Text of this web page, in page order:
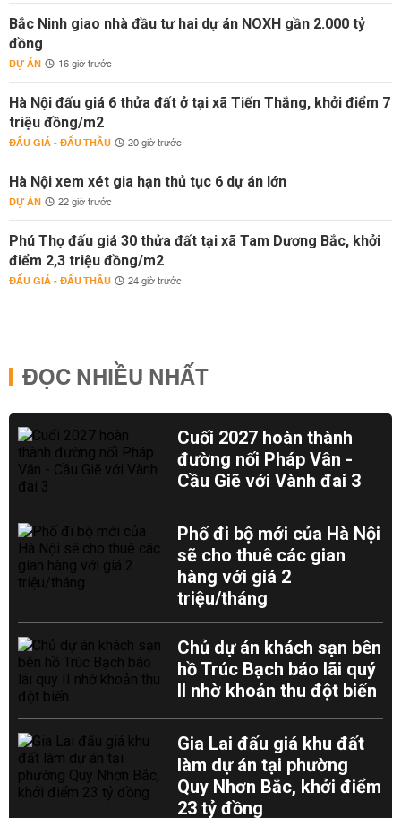
Bắc Ninh giao nhà đầu tư hai dự án NOXH gần 2.000 tỷ
đồng
DỰ ÁN 16 giờ trước
Hà Nội đấu giá 6 thửa đất ở tại xã Tiến Thắng, khởi điểm 7
triệu đồng/m2
ĐẤU GIÁ - ĐẤU THẦU 20 giờ trước
Hà Nội xem xét gia hạn thủ tục 6 dự án lớn
DỰ ÁN 22 giờ trước
Phú Thọ đấu giá 30 thửa đất tại xã Tam Dương Bắc, khởi
điểm 2,3 triệu đồng/m2
ĐẤU GIÁ - ĐẤU THẦU 24 giờ trước
ĐỌC NHIỀU NHẤT
Cuối 2027 hoàn thành
đường nối Pháp Vân -
Cầu Giẽ với Vành đai 3
Phố đi bộ mới của Hà Nội
sẽ cho thuê các gian
hàng với giá 2
triệu/tháng
Chủ dự án khách sạn bên
hồ Trúc Bạch báo lãi quý
II nhờ khoản thu đột biến
Gia Lai đấu giá khu đất
làm dự án tại phường
Quy Nhơn Bắc, khởi điểm
23 tỷ đồng